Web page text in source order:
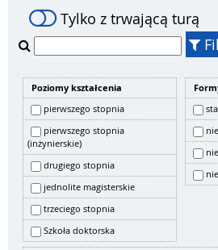
Tylko z trwającą turą
Poziomy kształcenia
pierwszego stopnia
pierwszego stopnia
(inżynierskie)
drugiego stopnia
jednolite magisterskie
trzeciego stopnia
Szkoła doktorska